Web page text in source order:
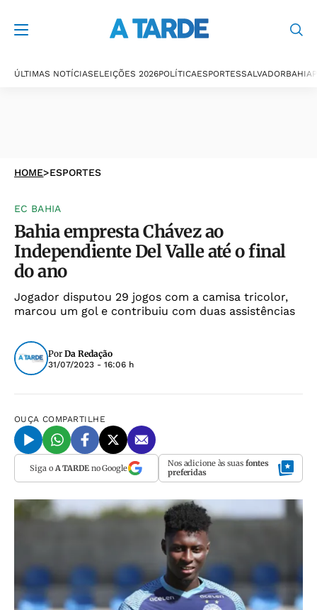
ÚLTIMAS NOTÍCIASELEIÇÕES 2026POLÍTICAESPORTESSALVADORBAHIA
HOME>ESPORTES
EC BAHIA
Bahia empresta Chávez ao
Independiente Del Valle até o final
do ano
Jogador disputou 29 jogos com a camisa tricolor,
marcou um gol e contribuiu com duas assistências
Por Da Redação
31/07/2023 - 16:06 h
OUÇA COMPARTILHE
Siga o A TARDEno Google Nos adicione às suas fontes
preferidas